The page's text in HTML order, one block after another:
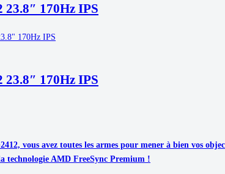
170Hz IPS
170Hz IPS
vous avez toutes les armes pour mener à bien vos
technologie AMD FreeSync Premium !